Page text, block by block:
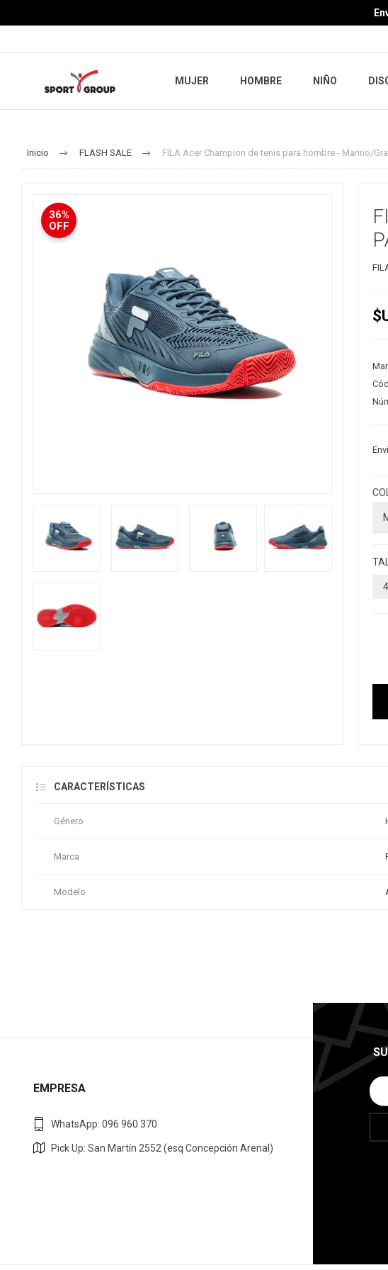
MUJER HOMBRE NIÑO
Inicio FLASH SALE FILA Acer Champion de tenis para hombre - Marino/
36%
OFF
CARACTERÍSTICAS
Género
Marca
Modelo
EMPRESA
WhatsApp: 096 960 370
Pick Up: San Martín 2552 (esq Concepción Arenal)